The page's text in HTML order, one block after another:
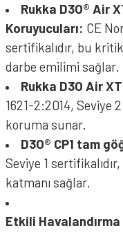
Rukka D3O® Air
Koruyucuları: CE
sertifikalıdır, bu
darbe emilimi sağlar.
Rukka D3O Air
1621-2:2014, Seviye
koruma sunar.
D3O® CP1 tam
Seviye 1
katmanı sağlar.
Etkili